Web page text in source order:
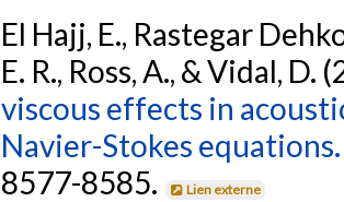
El Hajj, E., Rastegar
E. R., Ross, A., & Vidal, D.
viscous effects in
Navier-Stokes equations.
8577-8585.
Lien externe